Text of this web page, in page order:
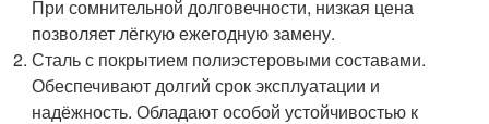
При сомнительной долговечности, низкая цена
позволяет лёгкую ежегодную замену.
Сталь с покрытием полиэстеровыми составами.
Обеспечивают долгий срок эксплуатации и
надёжность. Обладают особой устойчивостью к